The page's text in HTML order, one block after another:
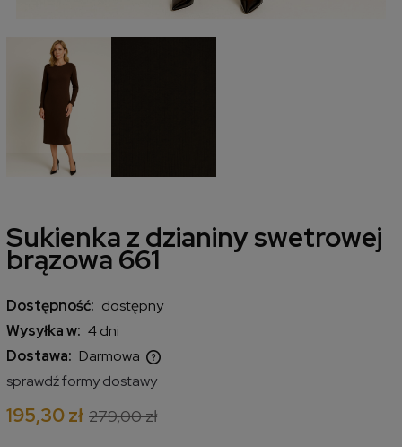
Sukienka z dzianiny swetrowej
brązowa 661
Dostępność: dostępny
Wysyłka w: 4 dni
Dostawa: Darmowa
Cena nie zawiera ewentualnych kosztów płatności
sprawdź formy dostawy
195,30 zł 279,00 zł